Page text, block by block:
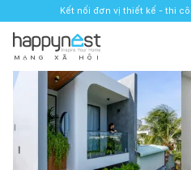
Kết nối đơn vị thiết kế - thi
M Ạ N G X Ã H Ộ I